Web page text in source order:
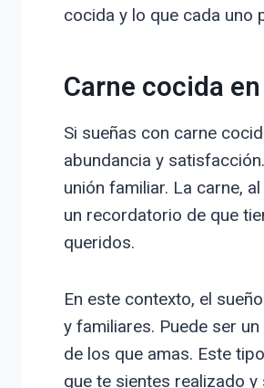
cocida y lo que cada uno
Carne cocida
Si sueñas con carne
abundancia y
unión familiar. La carne,
un recordatorio de que
queridos.
En este contexto, el
y familiares. Puede ser
de los que amas. Este
que te sientes realizado